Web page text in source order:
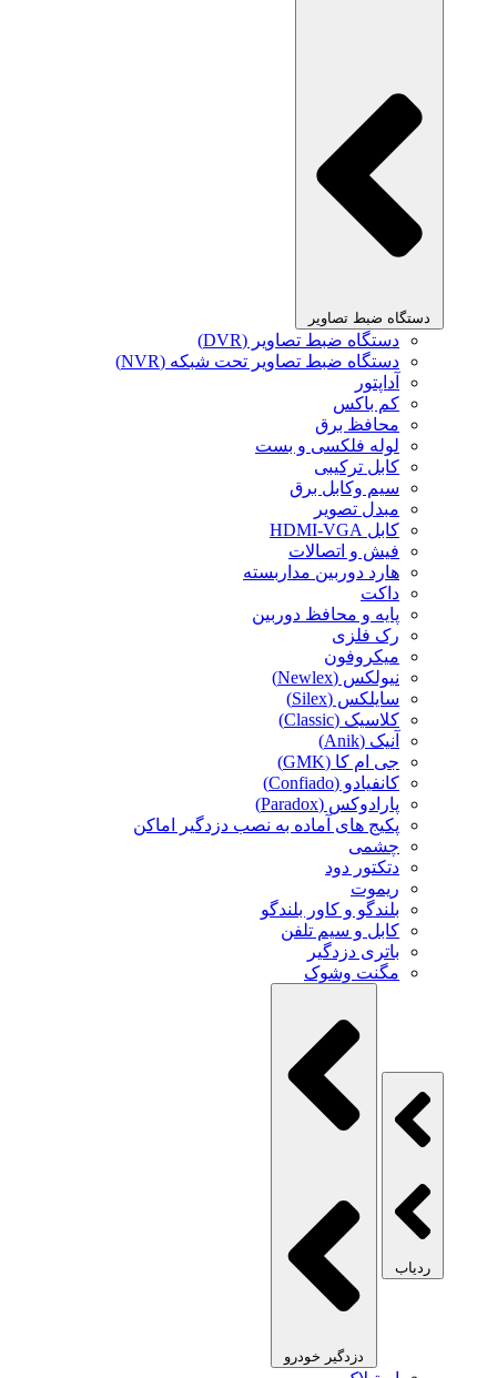
دستگاه ضبط تصاویر
دستگاه ضبط تصاویر (DVR)
دستگاه ضبط تصاویر تحت شبکه (NVR)
آداپتور
کم باکس
محافظ برق
لوله فلکسی و بست
کابل ترکیبی
سیم وکابل برق
مبدل تصویر
کابل HDMI-VGA
فیش و اتصالات
هارد دوربین مداربسته
داکت
پایه و محافظ دوربین
رک فلزی
میکروفون
نیولکس (Newlex)
سایلکس (Silex)
کلاسیک (Classic)
آنیک (Anik)
جی ام کا (GMK)
کانفیادو (Confiado)
پارادوکس (Paradox)
پکیج های آماده به نصب دزدگیر اماکن
چشمی
دتکتور دود
ریموت
بلندگو و کاور بلندگو
کابل و سیم تلفن
باتری دزدگیر
مگنت وشوک
ردیاب
دزدگیر خودرو